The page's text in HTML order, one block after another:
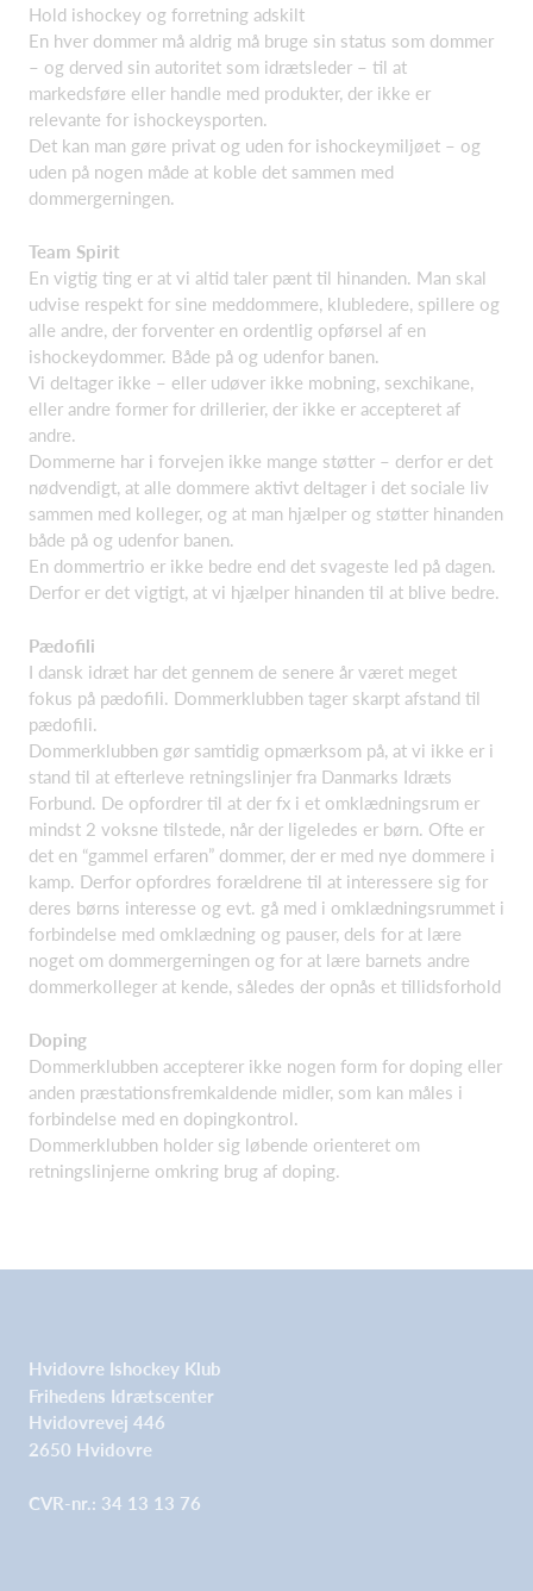
Hold ishockey og forretning adskilt
En hver dommer må aldrig må bruge sin status som dommer
– og derved sin autoritet som idrætsleder – til at
markedsføre eller handle med produkter, der ikke er
relevante for ishockeysporten.
Det kan man gøre privat og uden for ishockeymiljøet – og
uden på nogen måde at koble det sammen med
dommergerningen.
Team Spirit
En vigtig ting er at vi altid taler pænt til hinanden. Man skal
udvise respekt for sine meddommere, klubledere, spillere og
alle andre, der forventer en ordentlig opførsel af en
ishockeydommer. Både på og udenfor banen.
Vi deltager ikke – eller udøver ikke mobning, sexchikane,
eller andre former for drillerier, der ikke er accepteret af
andre.
Dommerne har i forvejen ikke mange støtter – derfor er det
nødvendigt, at alle dommere aktivt deltager i det sociale liv
sammen med kolleger, og at man hjælper og støtter hinanden
både på og udenfor banen.
En dommertrio er ikke bedre end det svageste led på dagen.
Derfor er det vigtigt, at vi hjælper hinanden til at blive bedre.
Pædofili
I dansk idræt har det gennem de senere år været meget
fokus på pædofili. Dommerklubben tager skarpt afstand til
pædofili.
Dommerklubben gør samtidig opmærksom på, at vi ikke er i
stand til at efterleve retningslinjer fra Danmarks Idræts
Forbund. De opfordrer til at der fx i et omklædningsrum er
mindst 2 voksne tilstede, når der ligeledes er børn. Ofte er
det en “gammel erfaren” dommer, der er med nye dommere i
kamp. Derfor opfordres forældrene til at interessere sig for
deres børns interesse og evt. gå med i omklædningsrummet i
forbindelse med omklædning og pauser, dels for at lære
noget om dommergerningen og for at lære barnets andre
dommerkolleger at kende, således der opnås et tillidsforhold
Doping
Dommerklubben accepterer ikke nogen form for doping eller
anden præstationsfremkaldende midler, som kan måles i
forbindelse med en dopingkontrol.
Dommerklubben holder sig løbende orienteret om
retningslinjerne omkring brug af doping.
Hvidovre Ishockey Klub
Frihedens Idrætscenter
Hvidovrevej 446
2650 Hvidovre
CVR-nr.: 34 13 13 76